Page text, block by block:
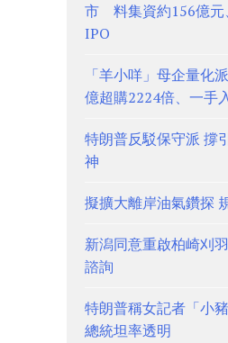
市 料集資約156億元
IPO
「羊小咩」母企量
億超購2224倍、一手
特朗普反駁保守派 撐
神
擬擴大離岸油氣鑽探
新潟同意重啟柏崎刈
諮詢
特朗普稱女記者「小
總統坦率透明